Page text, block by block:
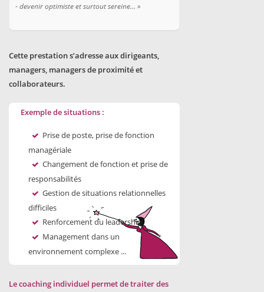
-devenir optimiste et surtout sereine… »
Cette prestation s’adresse aux dirigeants,
managers, managers de proximité et
collaborateurs.
Exemple de situations :
Prise de poste, prise de fonction
managériale
Changement de fonction et prise de
responsabilités
Gestion de situations relationnelles
difficiles
Renforcement du leadership
Management dans un
environnement complexe ...
Le coaching individuel permet de traiter des